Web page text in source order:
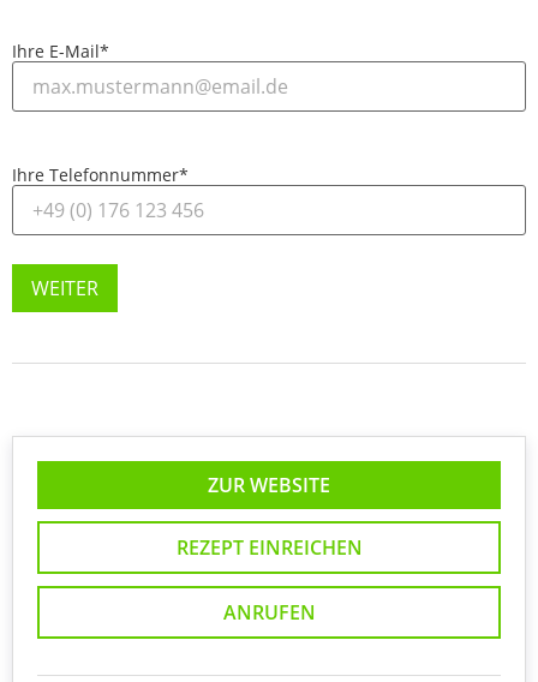
Ihre E-Mail*
Ihre Telefonnummer*
WEITER
ZUR WEBSITE
REZEPT EINREICHEN
ANRUFEN